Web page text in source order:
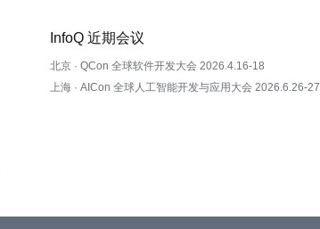
InfoQ 近期会议
北京 · QCon 全球软件开发大会 2026.4.16-18
上海 · AICon 全球人工智能开发与应用大会 2026.6.26-27